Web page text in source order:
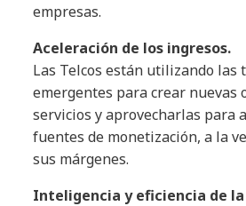
empresas.
Aceleración de los ingresos.
Las Telcos están utilizando las
emergentes para crear nuevas
servicios y aprovecharlas para
fuentes de monetización, a la
sus márgenes.
Inteligencia y eficiencia de